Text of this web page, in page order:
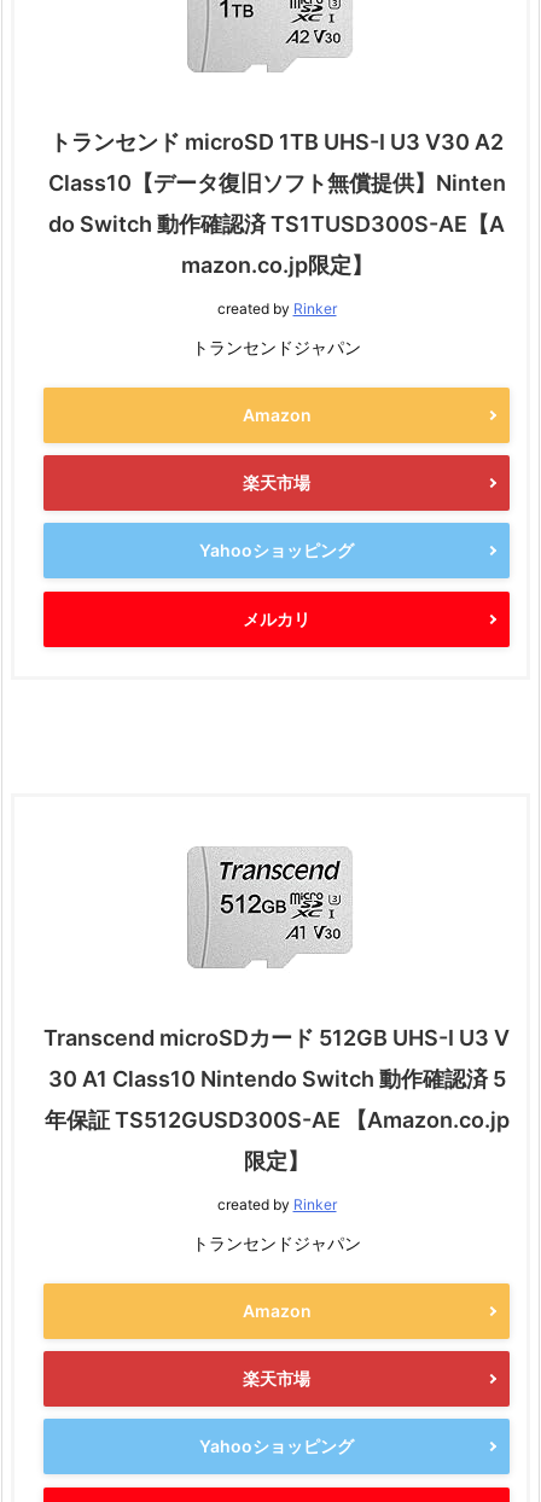
トランセンド microSD 1TB UHS-I U3 V30 A2
Class10【データ復旧ソフト無償提供】Ninten
do Switch 動作確認済 TS1TUSD300S-AE【A
mazon.co.jp限定】
created by Rinker
トランセンドジャパン
Amazon
楽天市場
Yahooショッピング
メルカリ
Transcend microSDカード 512GB UHS-I U3 V
30 A1 Class10 Nintendo Switch 動作確認済 5
年保証 TS512GUSD300S-AE 【Amazon.co.jp
限定】
created by Rinker
トランセンドジャパン
Amazon
楽天市場
Yahooショッピング